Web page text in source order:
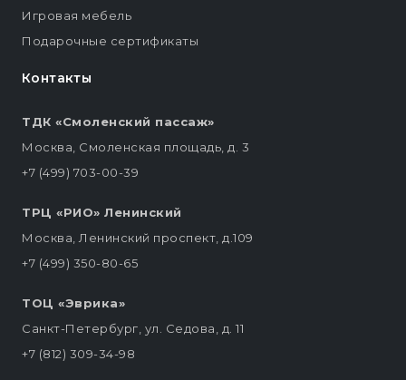
Контакты
ТДК «Смоленский пассаж»
Москва, Смоленская площадь, д. 3
+7 (499) 703-00-39
ТРЦ «РИО» Ленинский
Москва, Ленинский проспект, д.109
+7 (499) 350-80-65
ТОЦ «Эврика»
Санкт-Петербург, ул. Седова, д. 11
+7 (812) 309-34-98
Игровая мебель
Подарочные сертификаты